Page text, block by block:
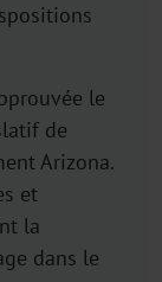
le
de
Arizona.
et
la
dans le